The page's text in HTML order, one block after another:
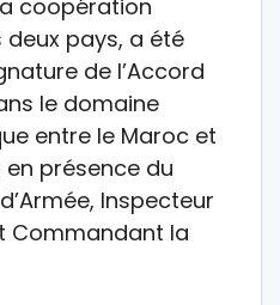
coopération
pays, a été
de l’Accord
le domaine
entre le Maroc et
en présence du
Inspecteur
Commandant la